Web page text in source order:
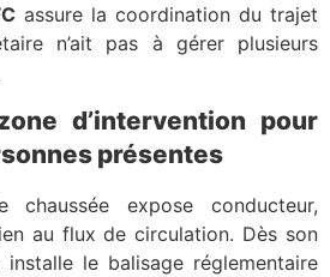
assure la coordination du trajet
n’ait pas à gérer plusieurs
d’intervention pour
présentes
expose conducteur,
au flux de circulation. Dès son
le balisage réglementaire